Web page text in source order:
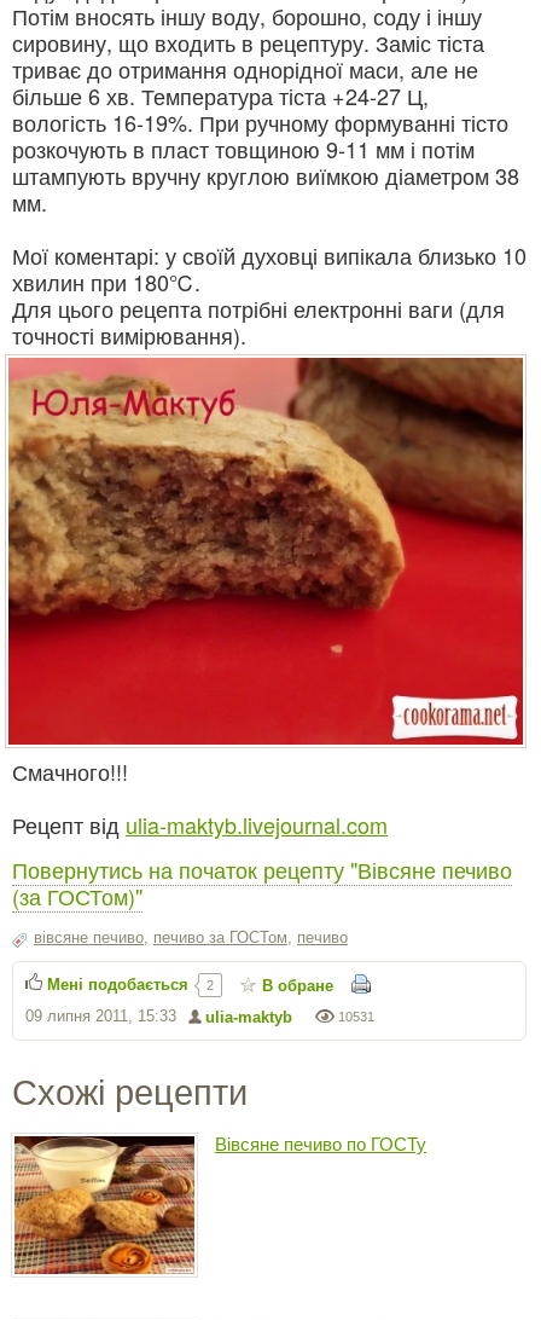
Потім вносять іншу воду, борошно, соду і іншу
сировину, що входить в рецептуру. Заміс тіста
триває до отримання однорідної маси, але не
більше 6 хв. Температура тіста +24-27 Ц,
вологість 16-19%. При ручному формуванні тісто
розкочують в пласт товщиною 9-11 мм і потім
штампують вручну круглою виїмкою діаметром 38
мм.
Мої коментарі: у своїй духовці випікала близько 10
хвилин при 180℃.
Для цього рецепта потрібні електронні ваги (для
точності вимірювання).
Смачного!!!
Рецепт від ulia-maktyb.livejournal.com
Повернутись на початок рецепту "Вівсяне печиво
(за ГОСТом)"
вівсяне печиво печиво за ГОСТом печиво
10531
ulia-maktyb
09 липня 2011, 15:33
Мені подобається 2 В обране
Схожі рецепти
Вівсяне печиво по ГОСТу